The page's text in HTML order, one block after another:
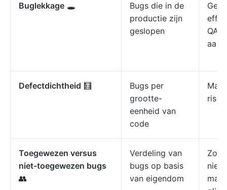
Buglekkage 🕳️
Bugs die in de
productie zijn
geslopen
QA/
aan.
Defectdichtheid 🧮
Bugs per
grootte-
eenheid van
code
Toegewezen versus
niet-toegewezen bugs
👥
Verdeling van
bugs op basis
van eigendom